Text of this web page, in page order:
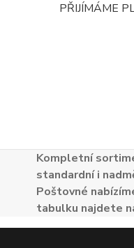
PŘIJÍMÁME
Kompletní
standardní i
Poštovné
tabulku najdete